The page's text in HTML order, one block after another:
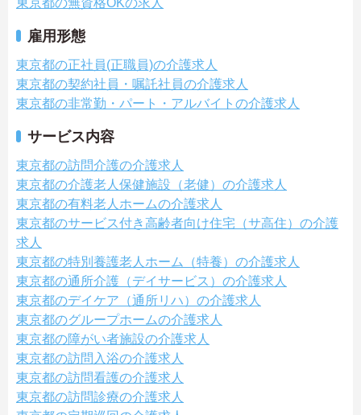
東京都の無資格OKの求人
雇用形態
東京都の正社員(正職員)の介護求人
東京都の契約社員・嘱託社員の介護求人
東京都の非常勤・パート・アルバイトの介護求人
サービス内容
東京都の訪問介護の介護求人
東京都の介護老人保健施設（老健）の介護求人
東京都の有料老人ホームの介護求人
東京都のサービス付き高齢者向け住宅（サ高住）の介護
求人
東京都の特別養護老人ホーム（特養）の介護求人
東京都の通所介護（デイサービス）の介護求人
東京都のデイケア（通所リハ）の介護求人
東京都のグループホームの介護求人
東京都の障がい者施設の介護求人
東京都の訪問入浴の介護求人
東京都の訪問看護の介護求人
東京都の訪問診療の介護求人